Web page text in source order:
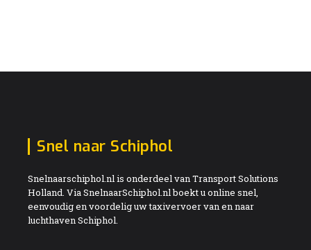
Snel naar Schiphol
Snelnaarschiphol.nl is onderdeel van Transport Solutions
Holland. Via SnelnaarSchiphol.nl boekt u online snel,
eenvoudig en voordelig uw taxivervoer van en naar
luchthaven Schiphol.